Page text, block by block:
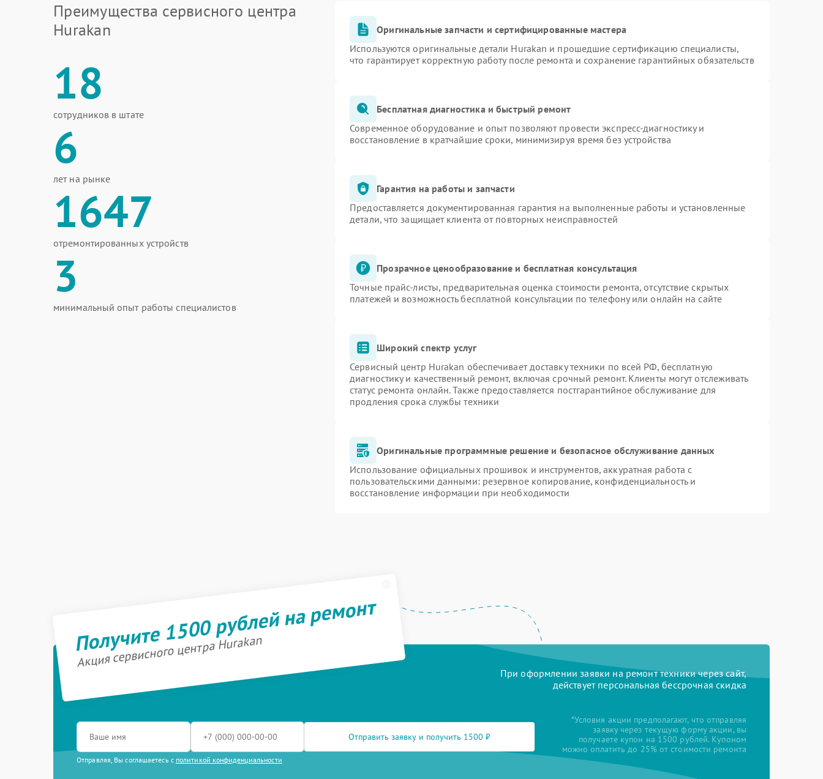
Преимущества сервисного центра
Hurakan
18
сотрудников в штате
6
лет на рынке
1647
отремонтированных устройств
3
минимальный опыт работы специалистов
Оригинальные запчасти и сертифицированные мастера
Используются оригинальные детали Hurakan и прошедшие сертификацию специалисты,
что гарантирует корректную работу после ремонта и сохранение гарантийных обязательств
Бесплатная диагностика и быстрый ремонт
Современное оборудование и опыт позволяют провести экспресс-диагностику и
восстановление в кратчайшие сроки, минимизируя время без устройства
Гарантия на работы и запчасти
Предоставляется документированная гарантия на выполненные работы и установленные
детали, что защищает клиента от повторных неисправностей
Прозрачное ценообразование и бесплатная консультация
Точные прайс-листы, предварительная оценка стоимости ремонта, отсутствие скрытых
платежей и возможность бесплатной консультации по телефону или онлайн на сайте
Широкий спектр услуг
Сервисный центр Hurakan обеспечивает доставку техники по всей РФ, бесплатную
диагностику и качественный ремонт, включая срочный ремонт. Клиенты могут отслеживать
статус ремонта онлайн. Также предоставляется постгарантийное обслуживание для
продления срока службы техники
Оригинальные программные решение и безопасное обслуживание данных
Использование официальных прошивок и инструментов, аккуратная работа с
пользовательскими данными: резервное копирование, конфиденциальность и
восстановление информации при необходимости
Получите 1500 рублей на ремонт
Акция сервисного центра Hurakan
При оформлении заявки на ремонт техники через сайт,
действует персональная бессрочная скидка
Отправить заявку и получить 1500 ₽
Отправляя, Вы соглашаетесь с политикой конфиденциальности
*Условия акции предполагают, что отправляя
заявку через текущую форму акции, вы
получаете купон на 1500 рублей. Купоном
можно оплатить до 25% от стоимости ремонта